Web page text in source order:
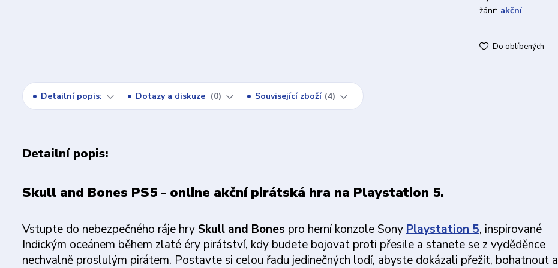
žánr: akční
Do oblíbených
Detailní popis: Dotazy a diskuze 0 Související zboží 4
Detailní popis:
Skull and Bones PS5 - online akční pirátská hra na Playstation 5.
Vstupte do nebezpečného ráje hrySkull and Bones pro herní konzole Sony Playstation 5, inspirované
Indickým oceánem během zlaté éry pirátství, kdy budete bojovat proti přesile a stanete se z vyděděnce
nechvalně proslulým pirátem. Postavte si celou řadu jedinečných lodí, abyste dokázali přežít, bohatnout a